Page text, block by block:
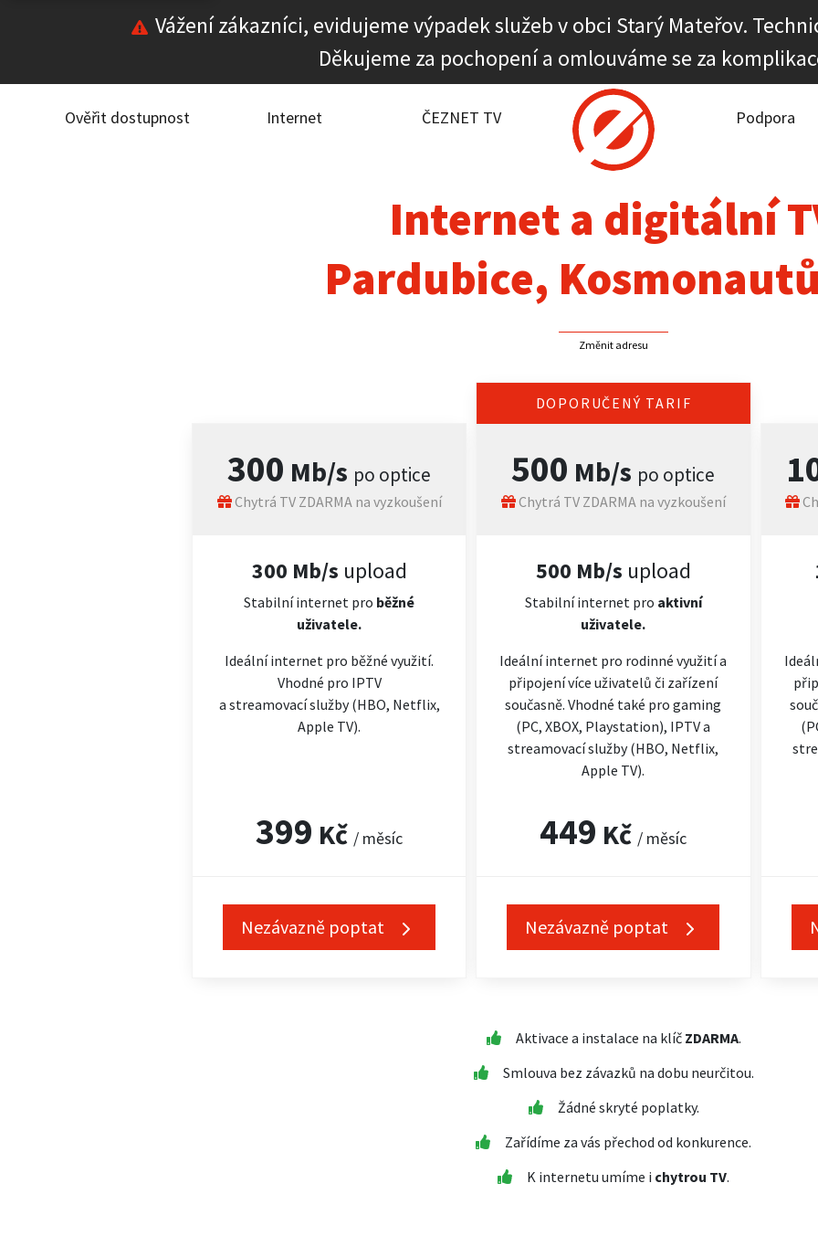
Vážení zákazníci, evidujeme výpadek služeb v obci Starý Mateřov.
Děkujeme za pochopení a omlouváme se za
Ověřit dostupnost Internet ČEZNET TV Podpora
Ověřit dostupnost
Internet
Podpora
Pro firmy
Internet a digitální
Pardubice,
Změnit adresu
300 Mb/s po optice
Chytrá TV ZDARMA na vyzkoušení
300 Mb/s upload
Stabilní internet pro běžné
uživatele.
Ideální internet pro běžné využití.
Vhodné pro IPTV
a streamovací služby (HBO, Netflix,
Apple TV).
399 Kč / měsíc
Nezávazně poptat
DOPORUČENÝ TARIF
500 Mb/s po optice
Chytrá TV ZDARMA na vyzkoušení
500 Mb/s upload
Stabilní internet pro aktivní
uživatele.
Ideální internet pro rodinné využití a
připojení více uživatelů či zařízení
současně. Vhodné také pro gaming
(PC, XBOX, Playstation), IPTV a
streamovací služby (HBO, Netflix,
Apple TV).
449 Kč / měsíc
Nezávazně poptat
Aktivace a instalace na klíč ZDARMA.
Smlouva bez závazků na dobu neurčitou.
Žádné skryté poplatky.
Zařídíme za vás přechod od konkurence.
K internetu umíme i chytrou TV.